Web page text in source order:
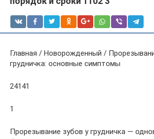
Главная / Новорожденный /
грудничка: основные симптомы
24141
1
Прорезывание зубов у грудничка —